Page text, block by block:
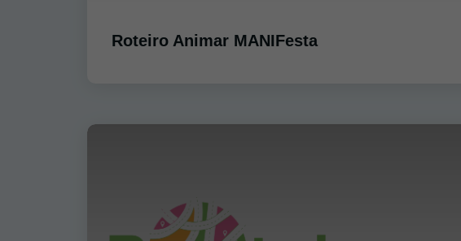
Roteiro Animar MANIFesta